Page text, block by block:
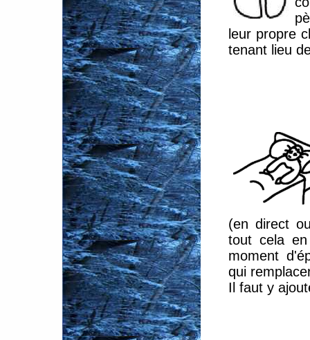
leur propre
tenant lieu
(en direct
tout cela
moment
qui
Il faut y